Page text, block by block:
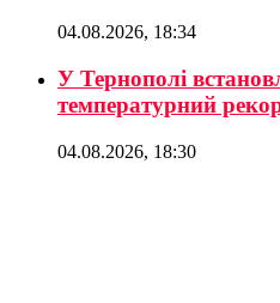
04.08.2026, 18:34
У Тернополі
температурний
04.08.2026, 18:30